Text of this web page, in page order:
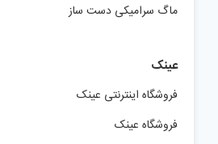
ماگ سرامیکی دست ساز
عینک
فروشگاه اینترنتی عینک
فروشگاه عینک